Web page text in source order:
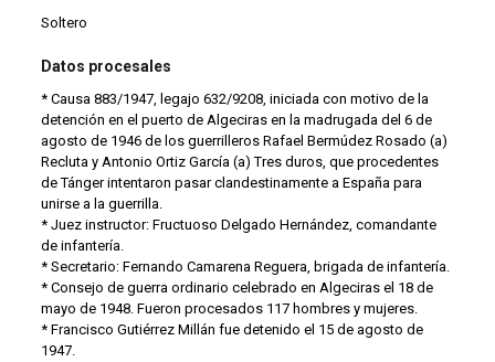
Soltero
Datos procesales
* Causa 883/1947, legajo 632/9208, iniciada con motivo de la
detención en el puerto de Algeciras en la madrugada del 6 de
agosto de 1946 de los guerrilleros Rafael Bermúdez Rosado (a)
Recluta y Antonio Ortiz García (a) Tres duros, que procedentes
de Tánger intentaron pasar clandestinamente a España para
unirse a la guerrilla.
* Juez instructor: Fructuoso Delgado Hernández, comandante
de infantería.
* Secretario: Fernando Camarena Reguera, brigada de infantería.
* Consejo de guerra ordinario celebrado en Algeciras el 18 de
mayo de 1948. Fueron procesados 117 hombres y mujeres.
* Francisco Gutiérrez Millán fue detenido el 15 de agosto de
1947.